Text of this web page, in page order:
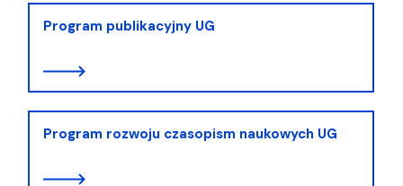
Program publikacyjny UG
Program rozwoju czasopism naukowych UG